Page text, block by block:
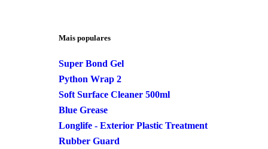
Mais populares
Super Bond Gel
Python Wrap 2
Soft Surface Cleaner 500ml
Blue Grease
Longlife - Exterior Plastic Treatment
Rubber Guard